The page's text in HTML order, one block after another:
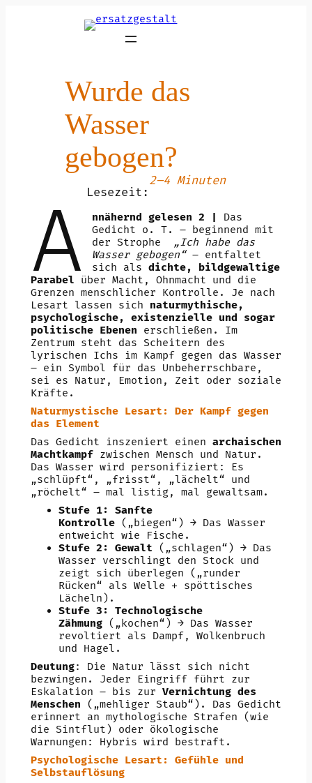
Wurde das
Wasser
gebogen?
Lesezeit:
2–4 Minuten
A nnähernd gelesen 2 |
Das
Gedicht o. T. – beginnend mit
der Strophe „Ich habe das
Wasser gebogen“– entfaltet
sich alsdichte, bildgewaltige
Parabel über Macht, Ohnmacht und die
Grenzen menschlicher Kontrolle. Je nach
Lesart lassen sich naturmythische,
psychologische, existenzielle und sogar
politische Ebenen erschließen. Im
Zentrum steht das Scheitern des
lyrischen Ichs im Kampf gegen das Wasser
– ein Symbol für das Unbeherrschbare,
sei es Natur, Emotion, Zeit oder soziale
Kräfte.
Naturmystische Lesart: Der Kampf gegen
das Element
Das Gedicht inszeniert einen archaischen
Machtkampfzwischen Mensch und Natur.
Das Wasser wird personifiziert: Es
„schlüpft“, „frisst“, „lächelt“ und
„röchelt“ – mal listig, mal gewaltsam.
Stufe 1: Sanfte
Kontrolle(„biegen“) → Das Wasser
entweicht wie Fische.
Stufe 2: Gewalt („schlagen“) → Das
Wasser verschlingt den Stock und
zeigt sich überlegen („runder
Rücken“ als Welle + spöttisches
Lächeln).
Stufe 3: Technologische
Zähmung(„kochen“) → Das Wasser
revoltiert als Dampf, Wolkenbruch
und Hagel.
Deutung: Die Natur lässt sich nicht
bezwingen. Jeder Eingriff führt zur
Eskalation – bis zur Vernichtung des
Menschen („mehliger Staub“). Das Gedicht
erinnert an mythologische Strafen (wie
die Sintflut) oder ökologische
Warnungen: Hybris wird bestraft.
Psychologische Lesart: Gefühle und
Selbstauflösung